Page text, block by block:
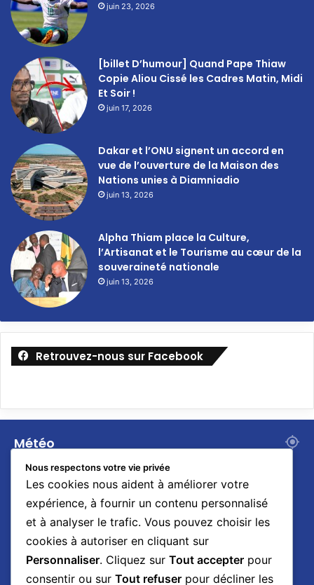
juin 23, 2026
[billet D’humour] Quand Pape Thiaw
Copie Aliou Cissé les Cadres Matin, Midi
Et Soir !
juin 17, 2026
Dakar et l’ONU signent un accord en
vue de l’ouverture de la Maison des
Nations unies à Diamniadio
juin 13, 2026
Alpha Thiam place la Culture,
l’Artisanat et le Tourisme au cœur de la
souveraineté nationale
juin 13, 2026
Retrouvez-nous sur Facebook
Météo
Dakar
Nuages Dispersés
29℃
29º - 29º
79%
Nous respectons votre vie privée
Les cookies nous aident à améliorer votre
expérience, à fournir un contenu personnalisé
et à analyser le trafic. Vous pouvez choisir les
cookies à autoriser en cliquant sur
Personnaliser. Cliquez sur Tout accepter pour
consentir ou sur Tout refuser pour décliner les